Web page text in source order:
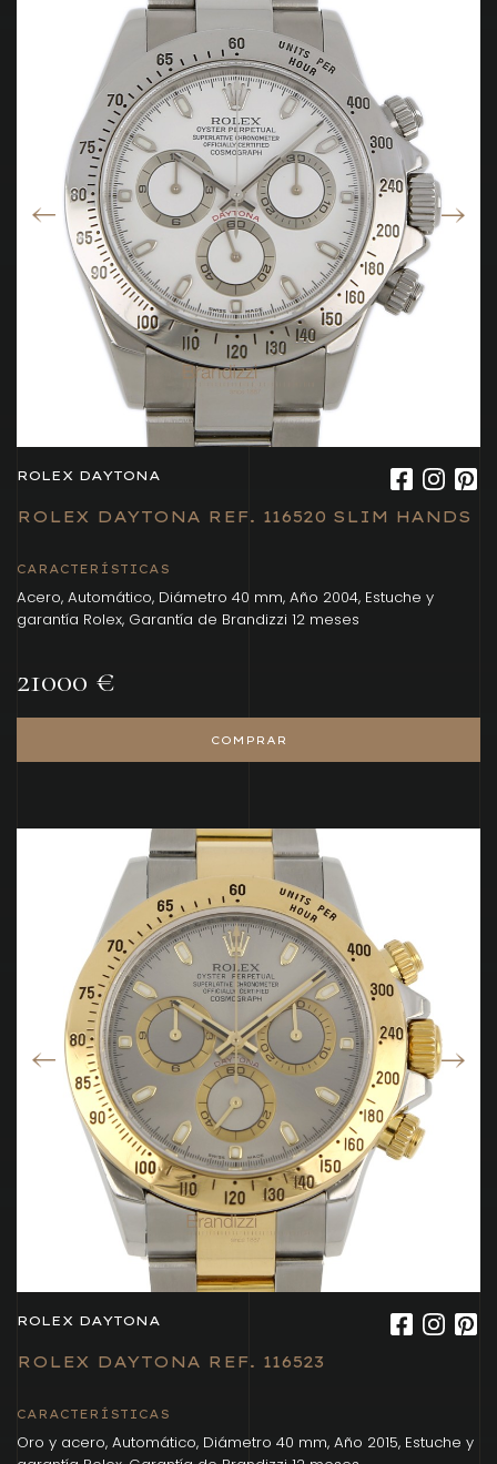
ROLEX DAYTONA
ROLEX DAYTONA REF. 116520 SLIM HANDS
CARACTERÍSTICAS
Acero, Automático, Diámetro 40 mm, Año 2004, Estuche y
garantía Rolex, Garantía de Brandizzi 12 meses
21000 €
COMPRAR
ROLEX DAYTONA
ROLEX DAYTONA REF. 116523
CARACTERÍSTICAS
Oro y acero, Automático, Diámetro 40 mm, Año 2015, Estuche y